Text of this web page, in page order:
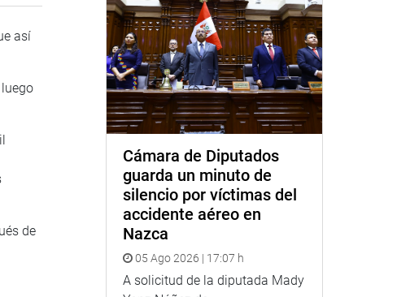
así
de
Cámara de Diputados
guarda un minuto de
silencio por víctimas del
accidente aéreo en
Nazca
05 Ago 2026 | 17:07 h
A solicitud de la diputada Mady